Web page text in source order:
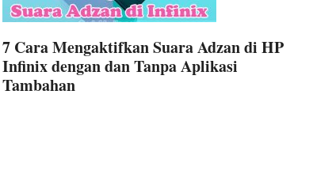
7 Cara Mengaktifkan Suara Adzan di HP
Infinix dengan dan Tanpa Aplikasi
Tambahan